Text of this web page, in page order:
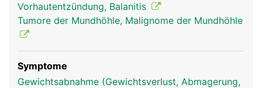
Vorhautentzündung, Balanitis
Tumore der Mundhöhle, Malignome der Mundhöhle
Symptome
Gewichtsabnahme (Gewichtsverlust, Abmagerung,